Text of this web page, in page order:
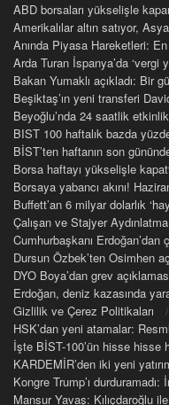
ABD borsaları yükselişle
Amerikalılar altın satıyor,
Anında Piyasa Hareketleri:
Arda Turan İspanya’da ‘vergi
Bakan Yumaklı açıkladı: Bir
Beşiktaş’ın yeni transferi
Beyoğlu’nda 24 saatlik
BIST 100 haftalık bazda
BİST’ten haftanın son
Borsa haftayı yükselişle
Borsaya yabancı akını!
Buffett’an 6 milyar dolarlık
Çalışan ve Stajyer
Cumhurbaşkanı
Dursun Özbek’ten Osimhen
DYO Boya’dan grev
Erdoğan, deniz kazasında
Gizlilik ve Çerez Politikaları
HSK’dan yeni atamalar:
İşte BİST-100’ün hisse hisse
KARDEMİR’den iki yeni
Kongre Trump’ı durduramadı:
Mansur Yavaş: Kılıçdaroğlu